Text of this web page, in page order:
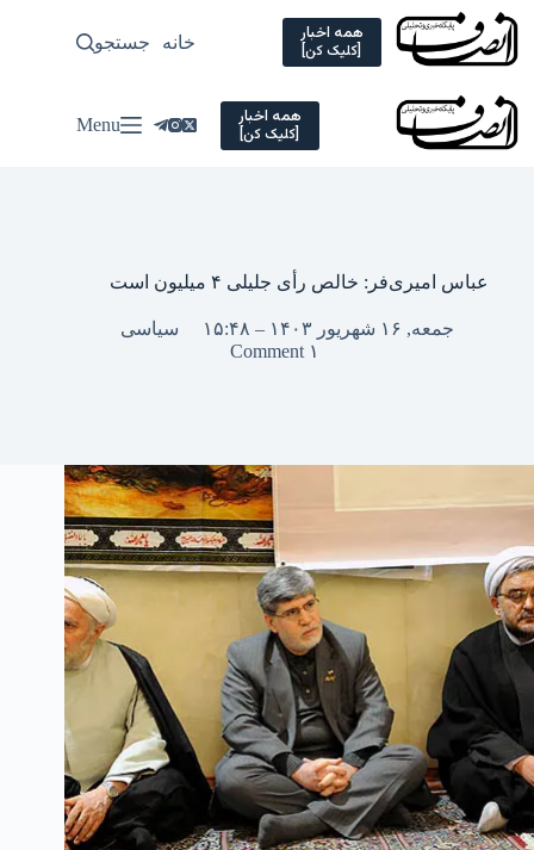
Skip
content
همه اخبار
[کلیک کن] خانه سیاسی
جستجو
همه اخبار
[کلیک کن] Menu
عباس امیری‌فر: خالص رأی جلیلی ۴ میلیون است
جمعه, ۱۶ شهریور ۱۴۰۳ – ۱۵:۴۸
سیاسی
۱ Comment